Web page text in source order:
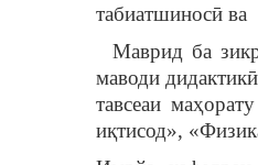
табиатшиносӣ ва
Маврид ба
маводи
тавсеаи
иқтисод»,